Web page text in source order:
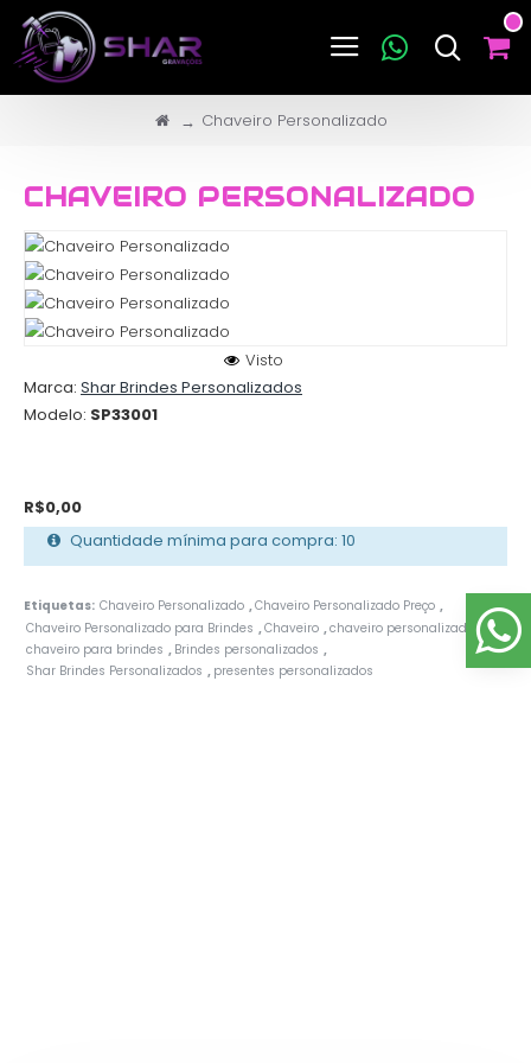
Chaveiro Personalizado
CHAVEIRO PERSONALIZADO
Marca: Shar Brindes Personalizados
Modelo: SP33001
Visto
R$0,00
Quantidade mínima para compra: 10
Etiquetas: Chaveiro Personalizado ,Chaveiro Personalizado Preço ,
Chaveiro Personalizado para Brindes ,Chaveiro ,chaveiro personalizado
,
chaveiro para brindes , Brindes personalizados ,
Shar Brindes Personalizados , presentes personalizados